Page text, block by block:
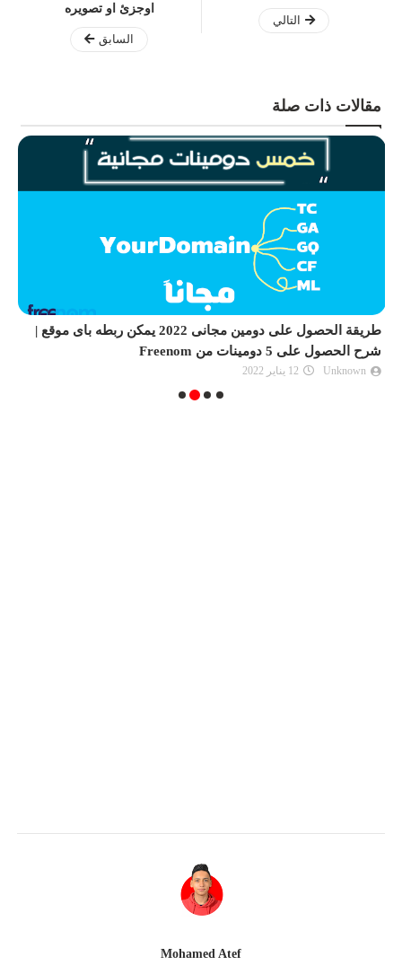
التالي
اوجزئ او تصويره
السابق
مقالات ذات صلة
طريقة الحصول على دومين مجانى 2022 يمكن ربطه باى موقع |
شرح الحصول على 5 دومينات من Freenom
Unknown 12 يناير 2022
Mohamed Atef